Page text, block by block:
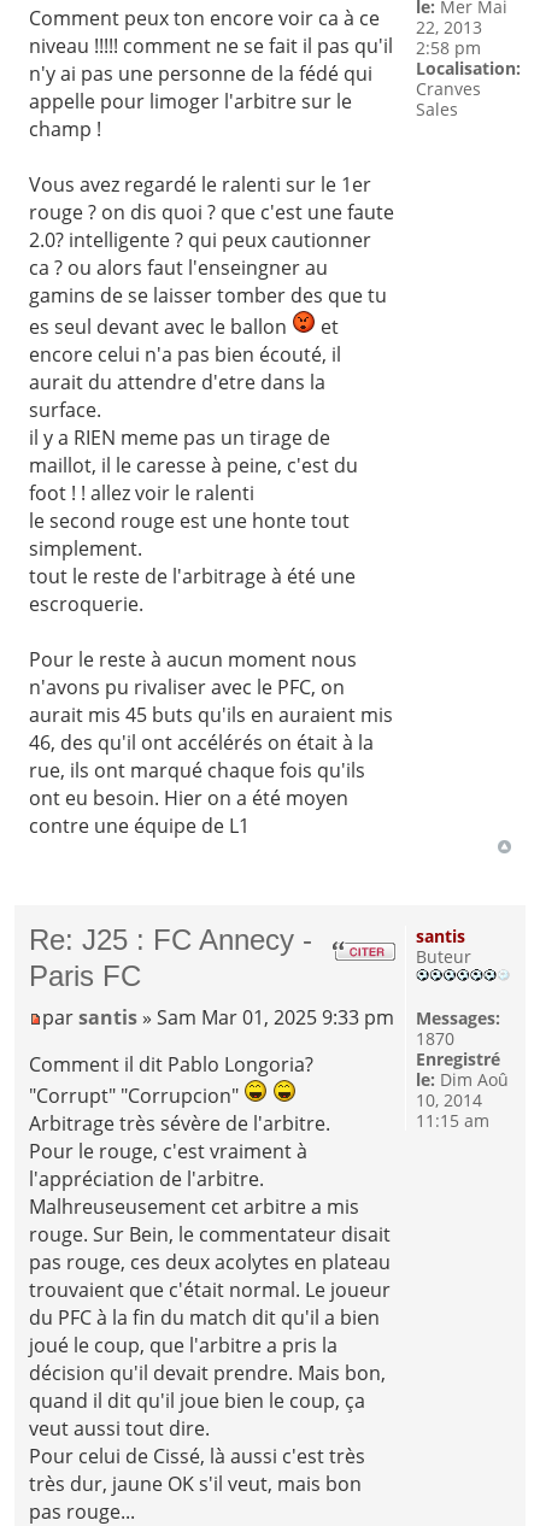
Comment peux ton encore voir ca à ce
niveau !!!!! comment ne se fait il pas qu'il
n'y ai pas une personne de la fédé qui
appelle pour limoger l'arbitre sur le
champ !
Vous avez regardé le ralenti sur le 1er
rouge ? on dis quoi ? que c'est une faute
2.0? intelligente ? qui peux cautionner
ca ? ou alors faut l'enseingner au
gamins de se laisser tomber des que tu
es seul devant avec le ballon
et
encore celui n'a pas bien écouté, il
aurait du attendre d'etre dans la
surface.
il y a RIEN meme pas un tirage de
maillot, il le caresse à peine, c'est du
foot ! ! allez voir le ralenti
le second rouge est une honte tout
simplement.
tout le reste de l'arbitrage à été une
escroquerie.
Pour le reste à aucun moment nous
n'avons pu rivaliser avec le PFC, on
aurait mis 45 buts qu'ils en auraient mis
46, des qu'il ont accélérés on était à la
rue, ils ont marqué chaque fois qu'ils
ont eu besoin. Hier on a été moyen
contre une équipe de L1
le: Mer Mai
22, 2013
2:58 pm
Localisation:
Cranves
Sales
Re: J25 : FC Annecy -
Paris FC
parsantis » Sam Mar 01, 2025 9:33 pm
Comment il dit Pablo Longoria?
"Corrupt" "Corrupcion"
Arbitrage très sévère de l'arbitre.
Pour le rouge, c'est vraiment à
l'appréciation de l'arbitre.
Malhreuseusement cet arbitre a mis
rouge. Sur Bein, le commentateur disait
pas rouge, ces deux acolytes en plateau
trouvaient que c'était normal. Le joueur
du PFC à la fin du match dit qu'il a bien
joué le coup, que l'arbitre a pris la
décision qu'il devait prendre. Mais bon,
quand il dit qu'il joue bien le coup, ça
veut aussi tout dire.
Pour celui de Cissé, là aussi c'est très
très dur, jaune OK s'il veut, mais bon
pas rouge...
santis
Buteur
Messages:
1870
Enregistré
le: Dim Aoû
10, 2014
11:15 am